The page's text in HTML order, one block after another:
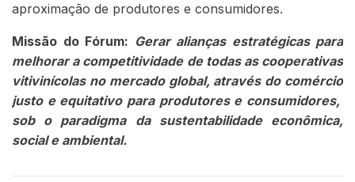
aproximação de produtores e consumidores.
Missão do Fórum: Gerar alianças estratégicas para
melhorar a competitividade de todas as cooperativas
vitivinícolas no mercado global, através do comércio
justo e equitativo para produtores e consumidores,
sob o paradigma da sustentabilidade econômica,
social e ambiental.